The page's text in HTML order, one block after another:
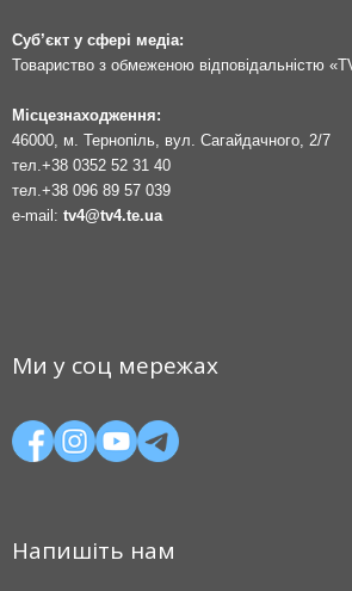
Суб’єкт у сфері медіа:
Товариство з обмеженою відповідальністю
Місцезнаходження:
46000, м. Тернопіль, вул. Сагайдачного, 2/7
тел. +38 0352 52 31 40
тел. +38 096 89 57 039
e-mail: tv4@tv4.te.ua
Ми у соц мережах
Напишіть нам